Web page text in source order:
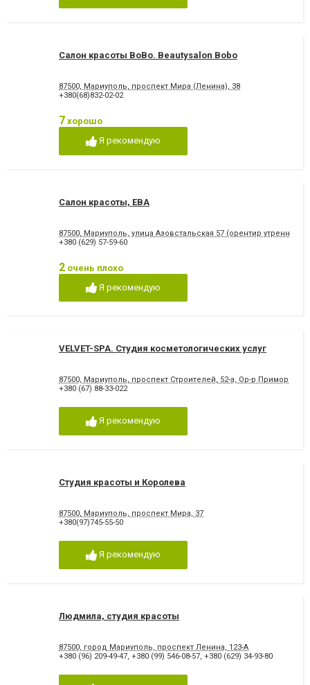
Салон красоты BoBo. Beautysalon Bobo
87500, Мариуполь, проспект Мира (Ленина), 38
+380(68)832-02-02
7 хорошо
Я рекомендую
Салон красоты, ЕВА
87500, Мариуполь, улица Азовстальская 57 (орентир утренний
+380 (629) 57-59-60
2 очень плохо
Я рекомендую
VELVET-SPA. Студия косметологических услуг
87500, Мариуполь, проспект Строителей, 52-а, Ор-р Приморский
+380 (67) 88-33-022
Я рекомендую
Студия красоты и Королева
87500, Мариуполь, проспект Мира, 37
+380(97)745-55-50
Я рекомендую
Людмила, студия красоты
87500, город Мариуполь, проспект Ленина, 123-А
+380 (96) 209-49-47, +380 (99) 546-08-57, +380 (629) 34-93-80